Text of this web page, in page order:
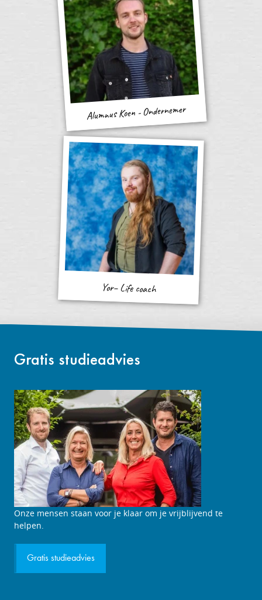
Alumnus Koen - Ondernemer
Yor– Life coach
Gratis studieadvies
Onze mensen staan voor je klaar om je vrijblijvend te
helpen.
Gratis studieadvies